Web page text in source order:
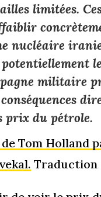
limitées.
nucléaire
militaire
prix du pétrole.
Tom Holland
Traduction